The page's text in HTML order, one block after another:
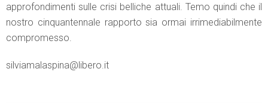
approfondimenti sulle crisi belliche attuali. Temo quindi che il
nostro cinquantennale rapporto sia ormai irrimediabilmente
compromesso.
silviamalaspina@libero.it